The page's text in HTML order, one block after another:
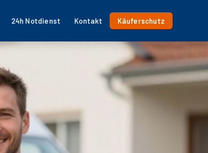
24h Notdienst Kontakt Käuferschutz